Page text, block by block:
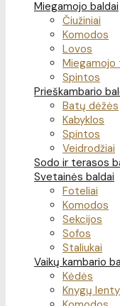
Miegamojo baldai
Čiužiniai
Komodos
Lovos
Spintos
Prieškambario
Batų dėžės
Kabyklos
Spintos
Veidrodžiai
Sodo ir terasos
Svetainės baldai
Foteliai
Komodos
Sekcijos
Sofos
Staliukai
Vaikų kambario
Kėdės
Knygų